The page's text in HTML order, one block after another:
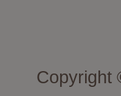
Copyright